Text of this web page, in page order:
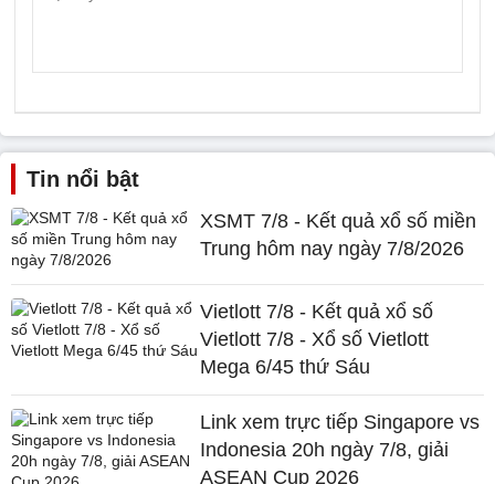
Tin nổi bật
XSMT 7/8 - Kết quả xổ số miền
Trung hôm nay ngày 7/8/2026
Vietlott 7/8 - Kết quả xổ số
Vietlott 7/8 - Xổ số Vietlott
Mega 6/45 thứ Sáu
Link xem trực tiếp Singapore vs
Indonesia 20h ngày 7/8, giải
ASEAN Cup 2026